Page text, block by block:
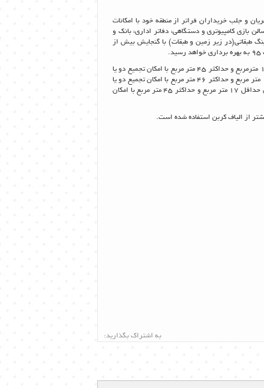
و جلب خریداران فراتر از منطقه خود با امکانات
کامپیوتری و دستگاهی، دفاتر اداری، بانک و
طبقاتی(در زیر زمین و طبقات) با گنجایش بیش از
گفتنی است علاوه بر فضاهای بزرگ و متنوع در طبقات، 40 واحد تجاری با متراژهای حداقل 17 مترمربع و حداکثر 45 متر مربع با امکان تجمیع دو یا
چند واحد برای برند خاص در طبقه هم کف و همچنین 41 واحد تجاری با متراژهای حداقل 17 متر مربع و حداکثر 46 متر مربع با امکان تجمیع دو یا
چند واحد برای برندهای خاص در طبقه اول و واحدهای تجاری به تعداد 18 واحد با متراژهای حداقل 17 متر مربع و حداکثر 45 متر مربع با امکان
از الیاف کربن استفاده شده است.
به اشتراک بگذارید: